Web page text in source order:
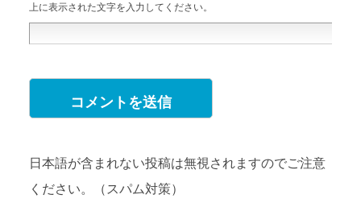
上に表示された文字を入力してください。
日本語が含まれない投稿は無視されますのでご注意
ください。（スパム対策）